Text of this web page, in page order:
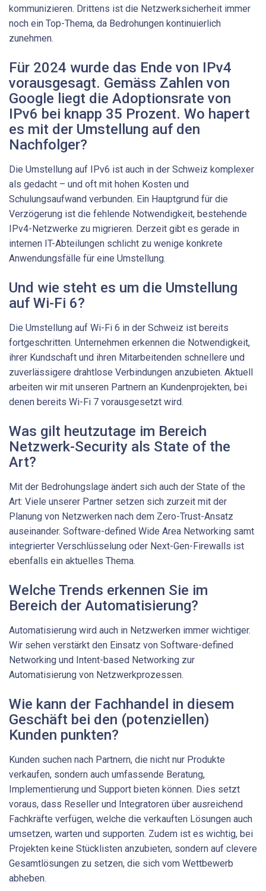
kommunizieren. Drittens ist die Netzwerksicherheit immer
noch ein Top-Thema, da Bedrohungen kontinuierlich
zunehmen.
Für 2024 wurde das Ende von IPv4
vorausgesagt. Gemäss Zahlen von
Google liegt die Adoptionsrate von
IPv6 bei knapp 35 Prozent. Wo ­hapert
es mit der Umstellung auf den
Nachfolger?
Die Umstellung auf IPv6 ist auch in der Schweiz komplexer
als gedacht – und oft mit hohen Kosten und
Schulungsaufwand verbunden. Ein Hauptgrund für die
Verzögerung ist die fehlende Notwendigkeit, bestehende
IPv4-Netzwerke zu migrieren. Derzeit gibt es gerade in
internen IT-Abteilungen schlicht zu wenige konkrete
Anwendungsfälle für eine Umstellung.
Und wie steht es um die Umstellung
auf Wi-Fi 6?
Die Umstellung auf Wi-Fi 6 in der Schweiz ist bereits
fortgeschritten. Unternehmen erkennen die Notwendigkeit,
ihrer Kundschaft und ihren Mitarbeitenden schnellere und
zuverlässigere drahtlose Verbindungen anzubieten. Aktuell
arbeiten wir mit unseren Partnern an Kundenprojekten, bei
denen bereits Wi-Fi 7 vorausgesetzt wird.
Was gilt heutzutage im Bereich
Netzwerk-Security als State of the
Art?
Mit der Bedrohungslage ändert sich auch der State of the
Art: Viele unserer Partner setzen sich zurzeit mit der
Planung von Netzwerken nach dem Zero-Trust-Ansatz
auseinander. Software-defined Wide Area Networking samt
integrierter Verschlüsselung oder Next-Gen-Firewalls ist
ebenfalls ein aktuelles Thema.
Welche Trends erkennen Sie im
Bereich der Automatisierung?
Automatisierung wird auch in Netzwerken immer wichtiger.
Wir sehen verstärkt den Einsatz von Software-defined
Networking und Intent-based Networking zur
Automatisierung von Netzwerkprozessen.
Wie kann der Fachhandel in diesem
Geschäft bei den (potenziellen)
Kunden punkten?
Kunden suchen nach Partnern, die nicht nur Produkte
verkaufen, sondern auch umfassende Beratung,
Implementierung und Support bieten können. Dies setzt
voraus, dass Reseller und Integratoren über ausreichend
Fachkräfte verfügen, welche die verkauften Lösungen auch
umsetzen, warten und supporten. Zudem ist es wichtig, bei
Projekten keine Stücklisten anzubieten, sondern auf clevere
Gesamtlösungen zu setzen, die sich vom Wettbewerb
abheben.